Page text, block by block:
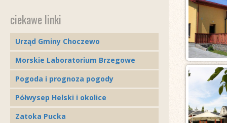
ciekawe linki
Urząd Gminy Choczewo
Morskie Laboratorium Brzegowe
Pogoda i prognoza pogody
Półwysep Helski i okolice
Zatoka Pucka